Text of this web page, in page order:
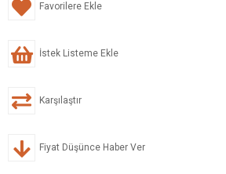
Favorilere Ekle
İstek Listeme Ekle
Karşılaştır
Fiyat Düşünce Haber Ver